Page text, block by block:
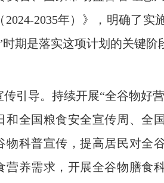
2024-2035年）》，明确了实
时期是落实这项计划的关键
传引导。持续开展“全谷物好
和全国粮食安全宣传周、全
物科普宣传，提高居民对全
营养需求，开展全谷物膳食